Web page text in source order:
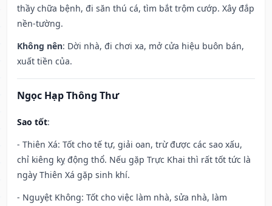
thầy chữa bệnh, đi săn thú cá, tìm bắt trộm cướp. Xây đắp
nền-tường.
Không nên: Dời nhà, đi chơi xa, mở cửa hiệu buôn bán,
xuất tiền của.
Ngọc Hạp Thông Thư
Sao tốt:
- Thiên Xá: Tốt cho tế tự, giải oan, trừ được các sao xấu,
chỉ kiêng kỵ động thổ. Nếu gặp Trực Khai thì rất tốt tức là
ngày Thiên Xá gặp sinh khí.
- Nguyệt Không: Tốt cho việc làm nhà, sửa nhà, làm